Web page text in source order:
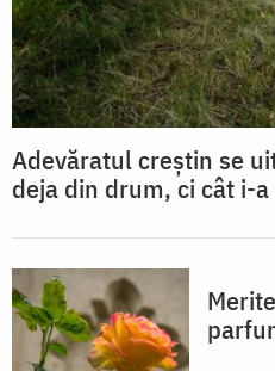
Adevăratul creștin se
deja din drum, ci cât i-